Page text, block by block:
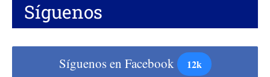
Síguenos
Síguenos en Facebook 12k